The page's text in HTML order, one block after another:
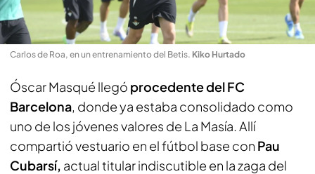
Carlos de Roa, en un entrenamiento del Betis. Kiko Hurtado
Óscar Masqué llegó procedente del FC
Barcelona, donde ya estaba consolidado como
uno de los jóvenes valores de La Masía. Allí
compartió vestuario en el fútbol base con Pau
Cubarsí, actual titular indiscutible en la zaga del